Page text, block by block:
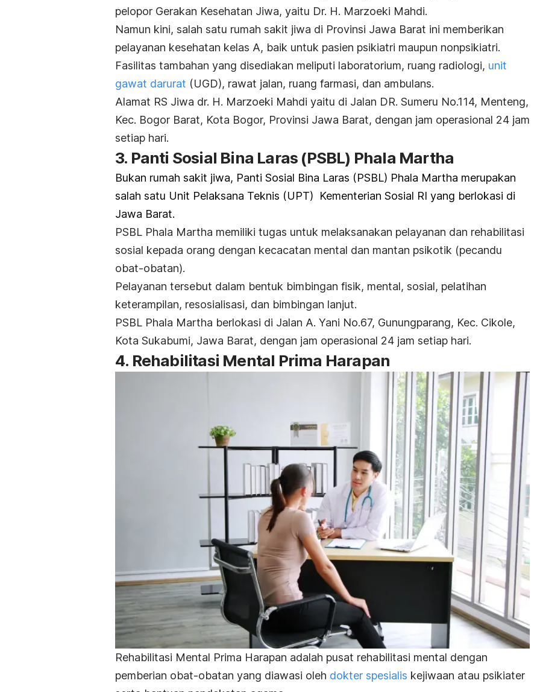
pelopor Gerakan Kesehatan Jiwa, yaitu Dr. H. Marzoeki Mahdi.
Namun kini, salah satu rumah sakit jiwa di Provinsi Jawa Barat ini memberikan
pelayanan kesehatan kelas A, baik untuk pasien psikiatri maupun nonpsikiatri.
Fasilitas tambahan yang disediakan meliputi laboratorium, ruang radiologi, unit
gawat darurat (UGD), rawat jalan, ruang farmasi, dan ambulans.
Alamat RS Jiwa dr. H. Marzoeki Mahdi yaitu di Jalan DR. Sumeru No.114, Menteng,
Kec. Bogor Barat, Kota Bogor, Provinsi Jawa Barat, dengan jam operasional 24 jam
setiap hari.
3. Panti Sosial Bina Laras (PSBL) Phala Martha
Bukan rumah sakit jiwa, Panti Sosial Bina Laras (PSBL) Phala Martha merupakan
salah satu Unit Pelaksana Teknis (UPT) Kementerian Sosial RI yang berlokasi di
Jawa Barat.
PSBL Phala Martha memiliki tugas untuk melaksanakan pelayanan dan rehabilitasi
sosial kepada orang dengan kecacatan mental dan mantan psikotik (pecandu
obat-obatan).
Pelayanan tersebut dalam bentuk bimbingan fisik, mental, sosial, pelatihan
keterampilan, resosialisasi, dan bimbingan lanjut.
PSBL Phala Martha berlokasi di Jalan A. Yani No.67, Gunungparang, Kec. Cikole,
Kota Sukabumi, Jawa Barat, dengan jam operasional 24 jam setiap hari.
4. Rehabilitasi Mental Prima Harapan
Rehabilitasi Mental Prima Harapan adalah pusat rehabilitasi mental dengan
pemberian obat-obatan yang diawasi oleh dokter spesialis kejiwaan atau psikiater